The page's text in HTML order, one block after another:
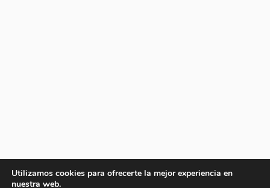
Utilizamos cookies para ofrecerte la mejor experiencia en
nuestra web.